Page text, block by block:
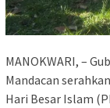
MANOKWARI, –
Mandacan
Hari Besar Islam